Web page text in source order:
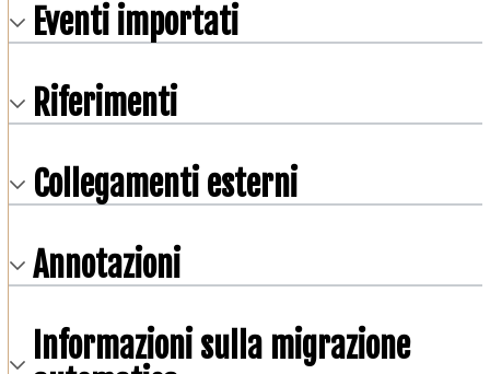
Eventi importati
Riferimenti
Collegamenti esterni
Annotazioni
Informazioni sulla migrazione